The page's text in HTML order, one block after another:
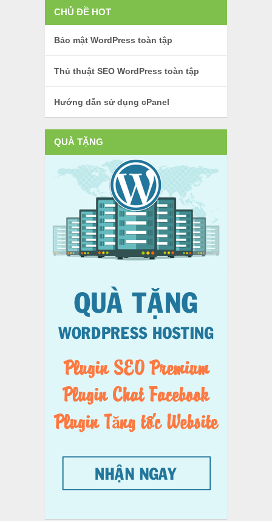
CHỦ ĐỀ HOT
Bảo mật WordPress toàn tập
Thủ thuật SEO WordPress toàn tập
Hướng dẫn sử dụng cPanel
QUÀ TẶNG